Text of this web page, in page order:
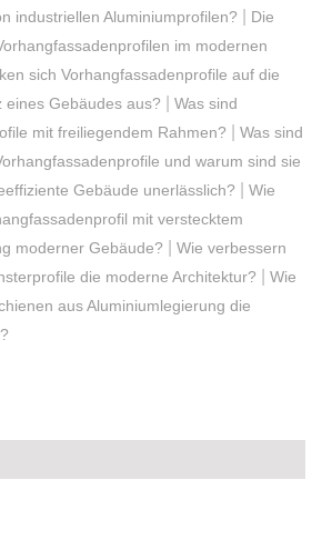
industriellen Aluminiumprofilen?
Die
im modernen
sich Vorhangfassadenprofile auf die
eines Gebäudes aus?
Was sind
mit freiliegendem Rahmen?
Was sind
und warum sind sie
Gebäude unerlässlich?
Wie
mit verstecktem
moderner Gebäude?
Wie verbessern
die moderne Architektur?
Wie
aus Aluminiumlegierung die